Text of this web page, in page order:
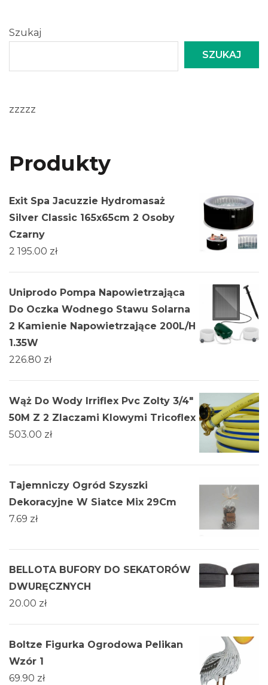
Szukaj
SZUKAJ
zzzzz
Produkty
Exit Spa Jacuzzie Hydromasaż
Silver Classic 165x65cm 2 Osoby
Czarny
2 195.00 zł
Uniprodo Pompa Napowietrzająca
Do Oczka Wodnego Stawu Solarna
2 Kamienie Napowietrzające 200L/H
1.35W
226.80 zł
Wąż Do Wody Irriflex Pvc Zolty 3/4"
50M Z 2 Zlaczami Klowymi Tricoflex
503.00 zł
Tajemniczy Ogród Szyszki
Dekoracyjne W Siatce Mix 29Cm
7.69 zł
BELLOTA BUFORY DO SEKATORÓW
DWURĘCZNYCH
20.00 zł
Boltze Figurka Ogrodowa Pelikan
Wzór 1
69.90 zł